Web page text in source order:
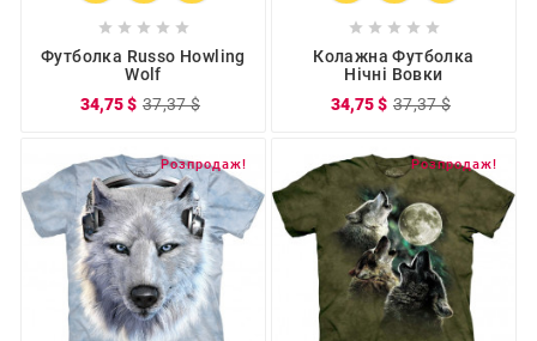
    
Футболка Russo Howling
Wolf
34,75 $ 37,37 $
    
Колажна Футболка
Нічні Вовки
34,75 $ 37,37 $
Розпродаж! Розпродаж!